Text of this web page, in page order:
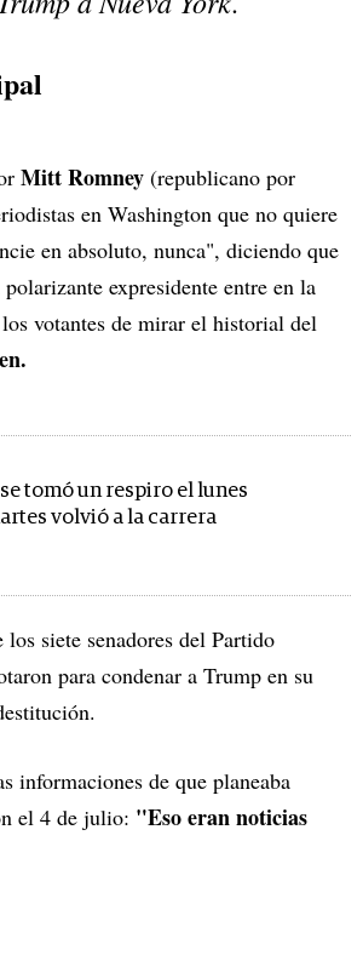
Mitt Romney (republicano por
en Washington que no quiere
en absoluto, nunca", diciendo que
expresidente entre en la
votantes de mirar el historial del
tomó un respiro el lunes
volvió a la carrera
siete senadores del Partido
para condenar a Trump en su
informaciones de que planeaba
el 4 de julio: "Eso eran noticias